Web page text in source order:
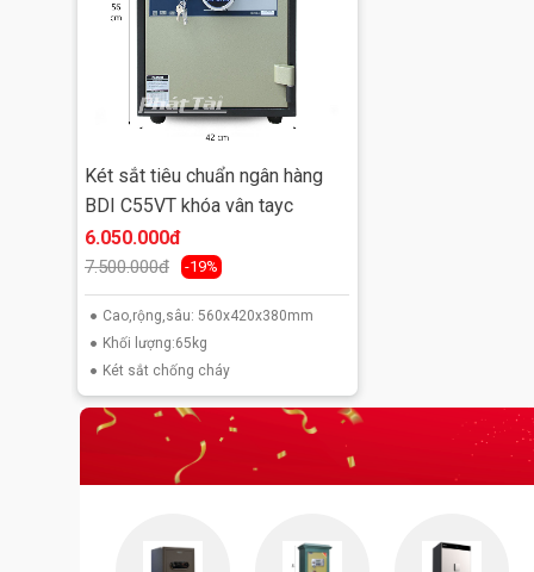
Két sắt tiêu chuẩn ngân hàng
BDI C55VT khóa vân tayc
6.050.000đ
7.500.000đ -19%
Cao,rộng,sâu: 560x420x380mm
Khối lượng:65kg
Két sắt chống cháy